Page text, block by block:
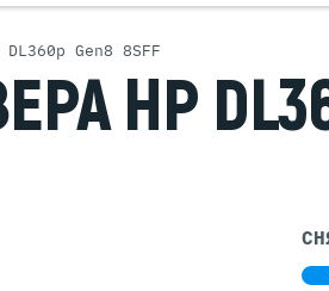
Бренды
Серверы Lenovo
Серверы NVIDIA
Gen8 8SFF
HP